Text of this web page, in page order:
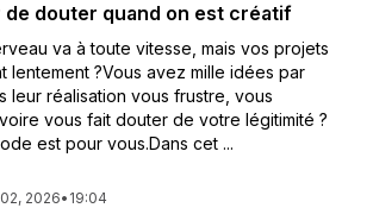
douter quand on est créatif
va à toute vitesse, mais vos projets
lentement ?Vous avez mille idées par
leur réalisation vous frustre, vous
vous fait douter de votre légitimité ?
est pour vous.Dans cet ...
2026• 19:04